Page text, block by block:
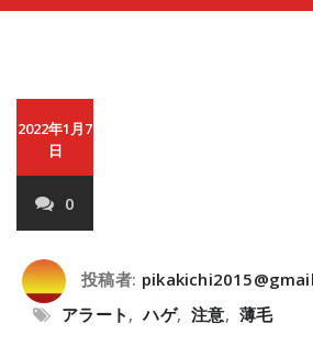
え
2022年1月7
日
0
投稿者:
アラート , ハゲ, 注意, 薄毛